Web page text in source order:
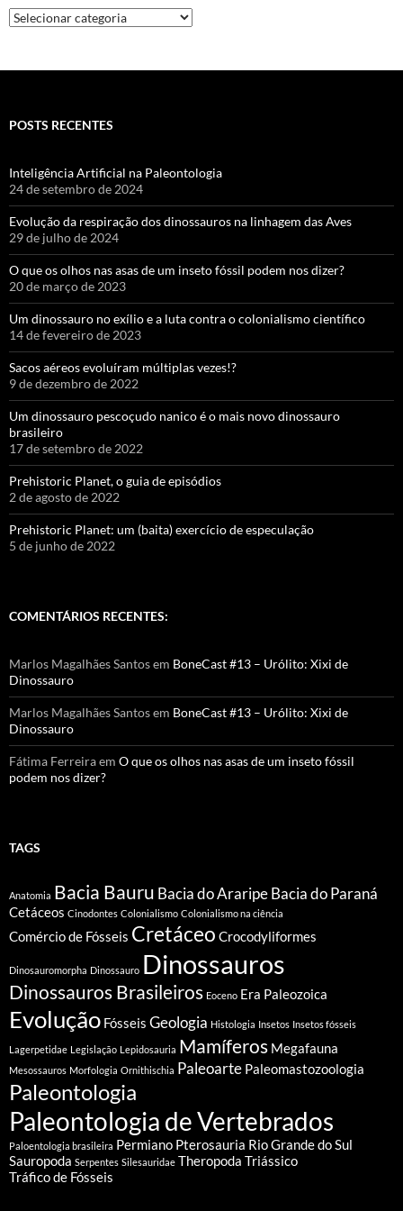
POSTS RECENTES
Inteligência Artificial na Paleontologia
24 de setembro de 2024
Evolução da respiração dos dinossauros na linhagem das Aves
29 de julho de 2024
O que os olhos nas asas de um inseto fóssil podem nos dizer?
20 de março de 2023
Um dinossauro no exílio e a luta contra o colonialismo científico
14 de fevereiro de 2023
Sacos aéreos evoluíram múltiplas vezes!?
9 de dezembro de 2022
Um dinossauro pescoçudo nanico é o mais novo dinossauro
brasileiro
17 de setembro de 2022
Prehistoric Planet, o guia de episódios
2 de agosto de 2022
Prehistoric Planet: um (baita) exercício de especulação
5 de junho de 2022
COMENTÁRIOS RECENTES:
Marlos Magalhães Santosem BoneCast #13 – Urólito: Xixi de
Dinossauro
Marlos Magalhães Santosem BoneCast #13 – Urólito: Xixi de
Dinossauro
Fátima Ferreiraem O que os olhos nas asas de um inseto fóssil
podem nos dizer?
TAGS
Anatomia Bacia Bauru Bacia do AraripeBacia do Paraná
Cetáceos Cinodontes Colonialismo Colonialismo na ciência
Comércio de Fósseis Cretáceo Crocodyliformes
Dinosauromorpha Dinossauro Dinossauros
Dinossauros Brasileiros Eoceno Era Paleozoica
Evolução Fósseis Geologia Histologia Insetos Insetos fósseis
Lagerpetidae Legislação Lepidosauria Mamíferos Megafauna
Mesossauros Morfologia Ornithischia Paleoarte Paleomastozoologia
Paleontologia
Paleontologia de Vertebrados
Paloentologia brasileira Permiano Pterosauria Rio Grande do Sul
Sauropoda Serpentes Silesauridae Theropoda Triássico
Tráfico de Fósseis